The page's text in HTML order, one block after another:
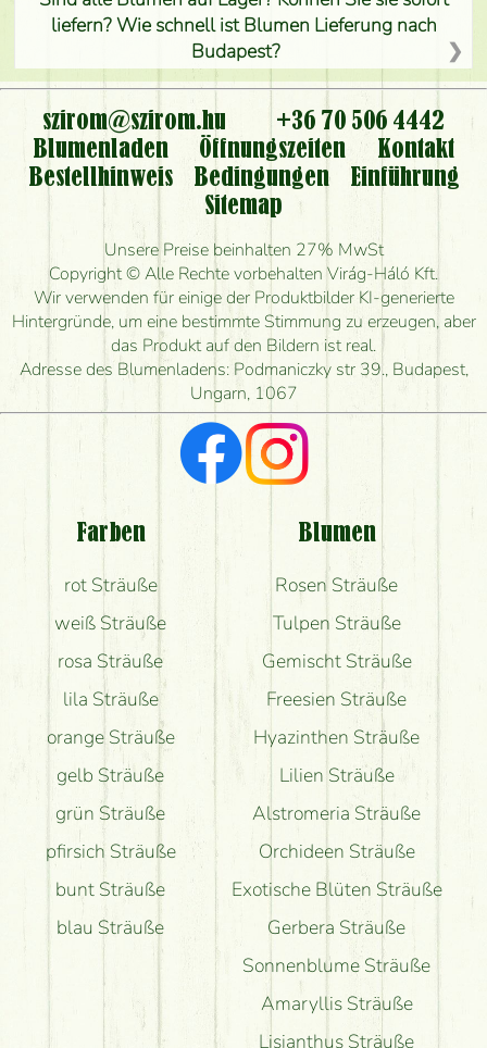
liefern? Wie schnell ist Blumen Lieferung nach
Budapest?
Ist der Blumenladen non stop geöffnet?
Kann ich den bestellten Blumenstrauß persönlich
nehmen oder nur per Blumenversand?
Ist eine Bestellung für ländliche Gebiete möglich?
Wie lange kann ich heute Blumen mit Lieferung
bestellen?
Wie schnell können Sie den Blumenstrauß
herstellen und wann können Sie ihn frühestens
liefern?
Ich suche rote Rosen, hast du welche?
Welche Rückmeldungen bekomme ich zum
Blumenversand?
Bekomme ich wirklich, was auf dem Bild zu sehen
szirom@szirom.hu
+36 70 506 4442
Blumenladen
Öffnungszeiten
Kontakt
Bestellhinweis
Bedingungen
Einführung
Sitemap
Unsere Preise beinhalten 27% MwSt
Copyright © Alle Rechte vorbehalten Virág-Háló Kft.
Wir verwenden für einige der Produktbilder KI-generierte
Hintergründe, um eine bestimmte Stimmung zu erzeugen, aber
das Produkt auf den Bildern ist real.
Adresse des Blumenladens: Podmaniczky str 39., Budapest,
Ungarn, 1067
Farben
rot Sträuße
weiß Sträuße
rosa Sträuße
lila Sträuße
orange Sträuße
gelb Sträuße
grün Sträuße
pfirsich Sträuße
bunt Sträuße
blau Sträuße
Blumen
Rosen Sträuße
Tulpen Sträuße
Gemischt Sträuße
Freesien Sträuße
Hyazinthen Sträuße
Lilien Sträuße
Alstromeria Sträuße
Orchideen Sträuße
Exotische Blüten Sträuße
Gerbera Sträuße
Sonnenblume Sträuße
Amaryllis Sträuße
Lisianthus Sträuße